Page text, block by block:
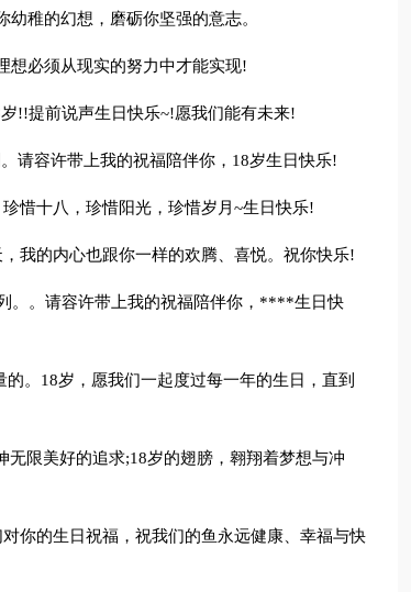
稚的幻想，磨砺你坚强的意志。
想必须从现实的努力中才能实现!
!!提前说声生日快乐~!愿我们能有未来!
请容许带上我的祝福陪伴你，18岁生日快乐!
惜十八，珍惜阳光，珍惜岁月~生日快乐!
我的内心也跟你一样的欢腾、喜悦。祝你快乐!
。。请容许带上我的祝福陪伴你，****生日快
。18岁，愿我们一起度过每一年的生日，直到
限美好的追求;18岁的翅膀，翱翔着梦想与冲
你的生日祝福，祝我们的鱼永远健康、幸福与快